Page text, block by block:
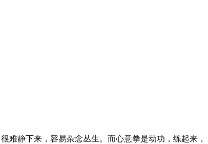
静下来，容易杂念丛生。而心意拳是动功，练起来，